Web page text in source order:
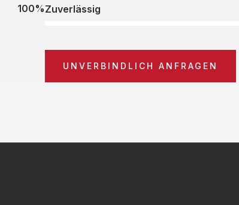
Zuverlässig
100%
UNVERBINDLICH ANFRAGEN